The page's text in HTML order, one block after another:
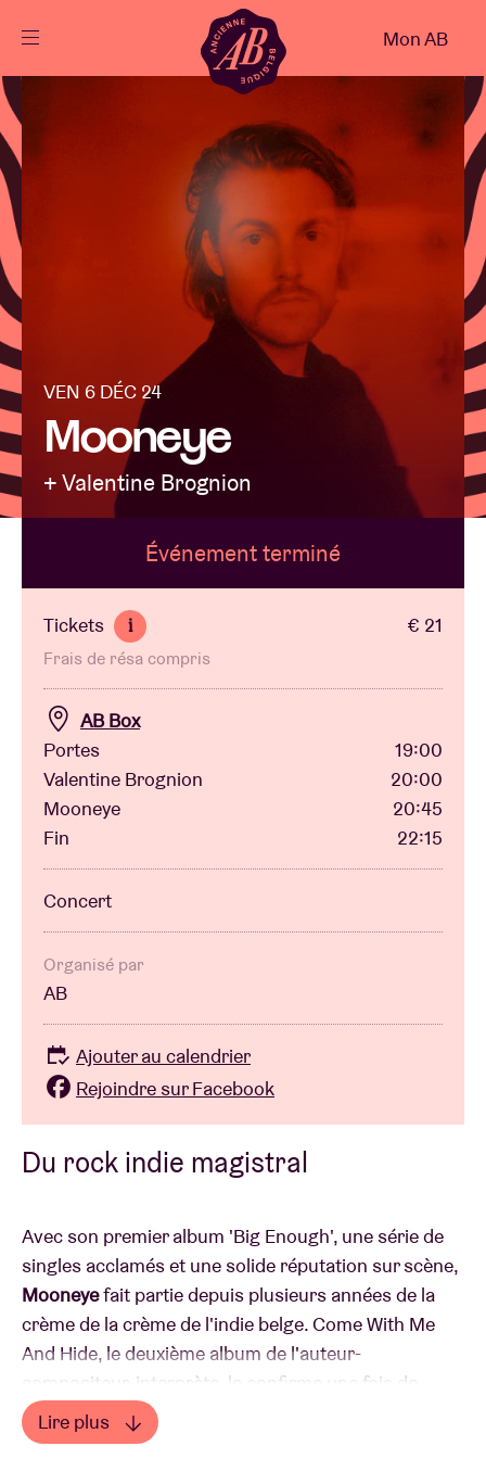
FR
Agenda
Actualités
Infos visiteurs
AB ❤ you
Location de salles
BRDCST
ABtv
Chèque-concert
À propos de l'AB
Contact
Mon AB
VEN 6 DÉC 24
Mooneye
+ Valentine Brognion
Du rock indie magistral
Avec son premier album 'Big Enough', une série de
singles acclamés et une solide réputation sur scène,
Mooneyefait partie depuis plusieurs années de la
crème de la crème de l'indie belge. Come With Me
And Hide, le deuxième album de l'auteur-
compositeur-interprète, le confirme une fois de
plus.Lire plus
Événement terminé
Tickets i € 21
Frais de résa compris
AB Box
Portes
19:00
Valentine Brognion
20:00
Mooneye
20:45
Fin
22:15
Concert
Organisé par
AB
Ajouter au calendrier
Rejoindre sur Facebook